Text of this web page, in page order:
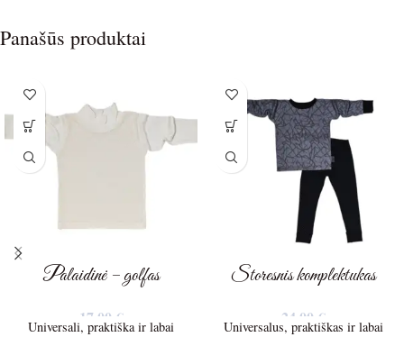
Panašūs produktai
Palaidinė – golfas
17,00 €
Universali, praktiška ir labai
Storesnis komplektukas
24,00 €
Universalus, praktiškas ir labai